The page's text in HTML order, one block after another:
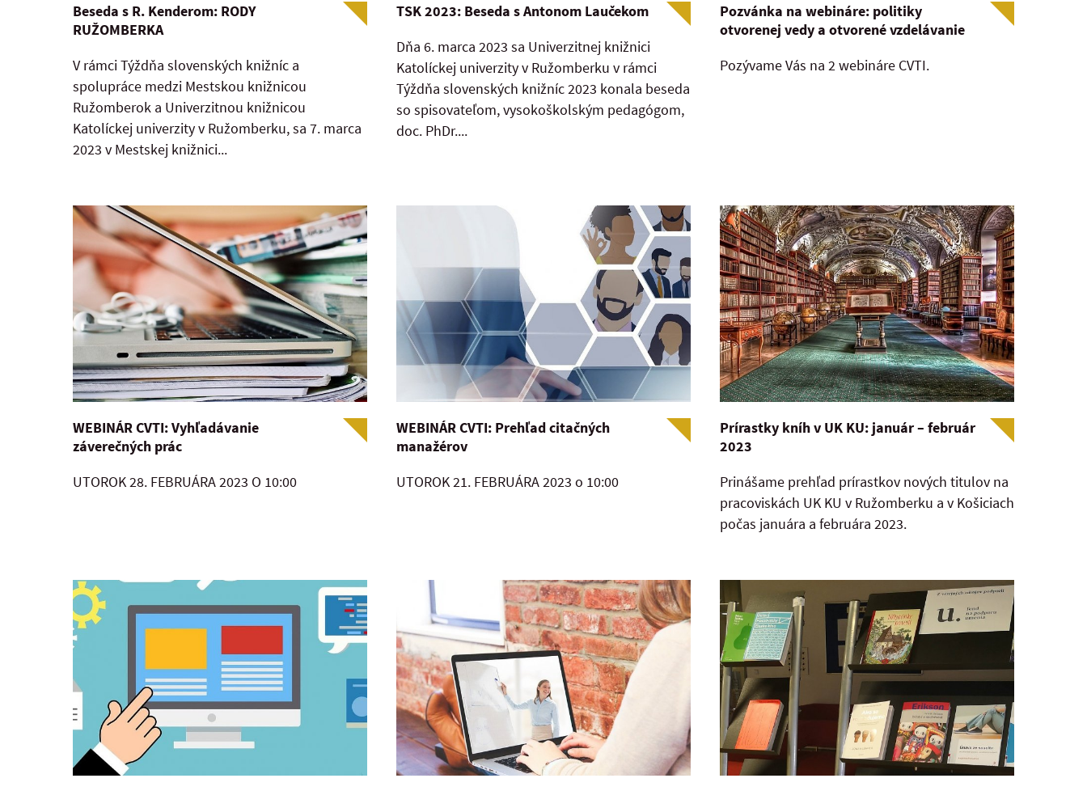
Beseda s R. Kenderom: RODY
RUŽOMBERKA
V rámci Týždňa slovenských knižníc a
spolupráce medzi Mestskou knižnicou
Ružomberok a Univerzitnou knižnicou
Katolíckej univerzity v Ružomberku, sa 7. marca
2023 v Mestskej knižnici...
TSK 2023: Beseda s Antonom Laučekom
Dňa 6. marca 2023 sa Univerzitnej knižnici
Katolíckej univerzity v Ružomberku v rámci
Týždňa slovenských knižníc 2023 konala beseda
so spisovateľom, vysokoškolským pedagógom,
doc. PhDr....
Pozvánka na webináre: politiky
otvorenej vedy a otvorené vzdelávanie
Pozývame Vás na 2 webináre CVTI.
WEBINÁR CVTI: Vyhľadávanie
záverečných prác
UTOROK 28. FEBRUÁRA 2023 O 10:00
WEBINÁR CVTI: Prehľad citačných
manažérov
UTOROK 21. FEBRUÁRA 2023 o 10:00
Prírastky kníh v UK KU: január – február
2023
Prinášame prehľad prírastkov nových titulov na
pracoviskách UK KU v Ružomberku a v Košiciach
počas januára a februára 2023.